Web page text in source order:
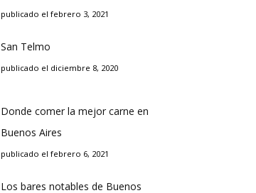
publicado el febrero 3, 2021
San Telmo
publicado el diciembre 8, 2020
Donde comer la mejor carne en
Buenos Aires
publicado el febrero 6, 2021
Los bares notables de Buenos